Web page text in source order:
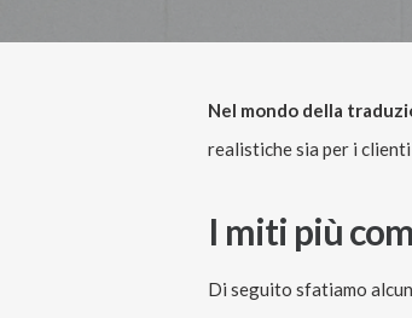
Nel mondo della
realistiche sia per i
I miti più
Di seguito sfatiamo